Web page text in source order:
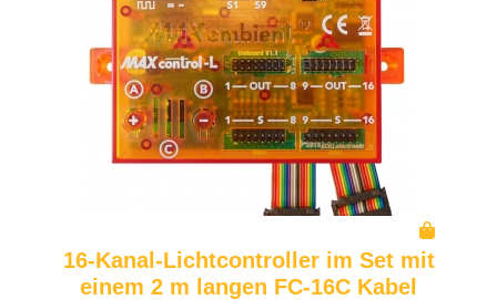
16-Kanal-Lichtcontroller im Set mit
einem 2 m langen FC-16C Kabel